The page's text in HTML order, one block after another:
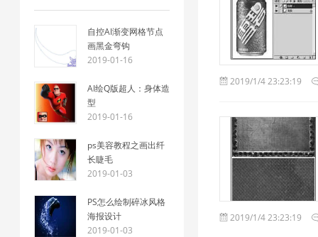
自控AI渐变网格节点
画黑金弯钩
2019-01-16
AI绘Q版超人：身体造
型
2019-01-16
ps美容教程之画出纤
长睫毛
2019-01-03
PS怎么绘制碎冰风格
海报设计
2019-01-03
2019/1/4 23:23:19
2019/1/4 23:23:19